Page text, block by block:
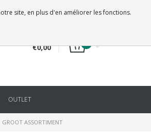
CONNECTER S'INSCRIRE
€0,00
OUTLET
GROOT ASSORTIMENT
site, en plus d'en améliorer les fonctions.